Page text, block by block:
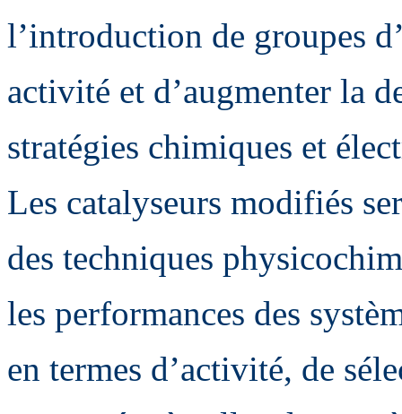
l’introduction de groupes
activité et d’augmenter la
stratégies chimiques et
Les catalyseurs modifiés
des techniques
les performances des
en termes d’activité, de